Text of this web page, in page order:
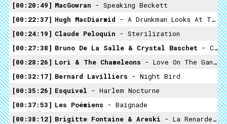
00:20:49
MacGowran - Speaking Beckett
00:22:37
Hugh MacDiarmid - A Drunkman Looks At The Thistle
00:24:19
Claude Peloquin - Sterilization
00:27:38
Bruno De La Salle & Crystal Baschet - Chaperon Rouge
00:28:26
Lori & The Chameleons - Love On The Ganges
00:32:17
Bernard Lavilliers - Night Bird
00:35:26
Esquivel - Harlem Nocturne
00:37:53
Les Poémiens - Baignade
00:38:12
Brigitte Fontaine & Areski - La Renarde Et Le Bélier Touffu